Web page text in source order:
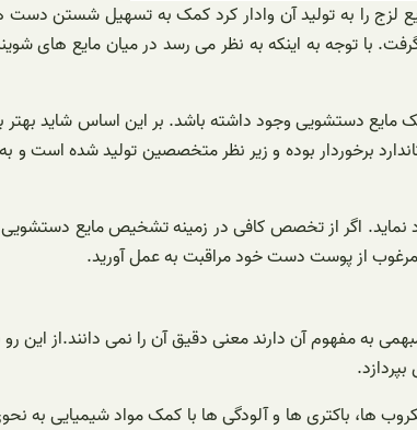
را به تولید آن وادار کرد کمک به تسهیل شستن دست
با توجه به اینکه به نظر می رسد در میان مایع های
دستشویی وجود داشته باشد. بر این اساس شاید بهتر
برخوردار بوده و زیر نظر متخصصین تولید شده
اگر از تخصص کافی در زمینه تشخیص مایع دستشویی
مرغوب از پوست دست خود مراقبت به عمل آورید.
به مفهوم آن دارند معنی دقیق آن را نمی دانند.از این
باکتری ها و آلودگی ها با کمک مواد شیمیایی به